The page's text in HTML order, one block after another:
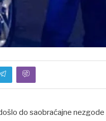
do saobraćajne